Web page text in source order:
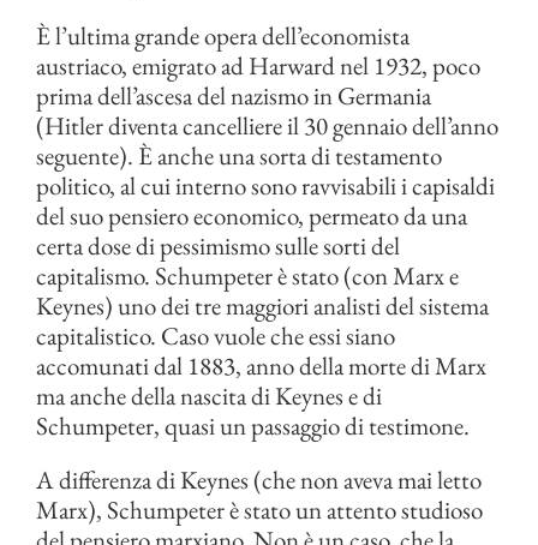
È l’ultima grande opera dell’economista
austriaco, emigrato ad Harward nel 1932, poco
prima dell’ascesa del nazismo in Germania
(Hitler diventa cancelliere il 30 gennaio dell’anno
seguente). È anche una sorta di testamento
politico, al cui interno sono ravvisabili i capisaldi
del suo pensiero economico, permeato da una
certa dose di pessimismo sulle sorti del
capitalismo. Schumpeter è stato (con Marx e
Keynes) uno dei tre maggiori analisti del sistema
capitalistico. Caso vuole che essi siano
accomunati dal 1883, anno della morte di Marx
ma anche della nascita di Keynes e di
Schumpeter, quasi un passaggio di testimone.
A differenza di Keynes (che non aveva mai letto
Marx), Schumpeter è stato un attento studioso